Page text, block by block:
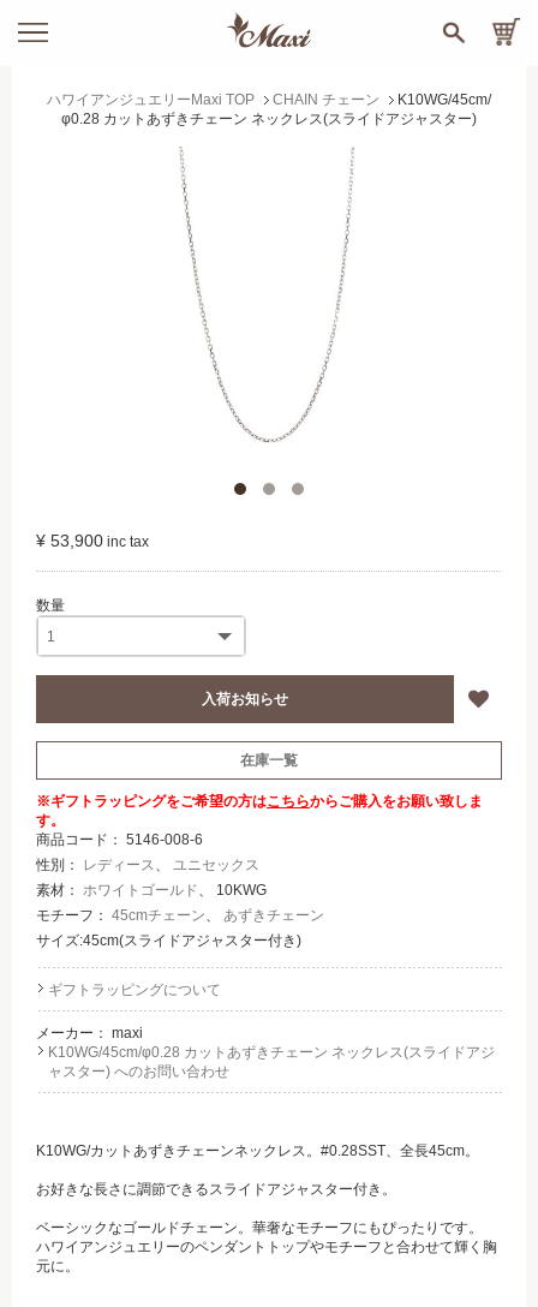
ハワイアンジュエリーMaxi TOP CHAIN チェーン
K10WG/45cm/
φ0.28 カットあずきチェーン ネックレス(スライドアジャスター)
¥ 53,900
在庫一覧
※ギフトラッピングをご希望の方はこちらからご購入をお願い致しま
す。
商品コード： 5146-008-6
性別：
レディース、 ユニセックス
素材： ホワイトゴールド、 10KWG
モチーフ： 45cmチェーン、 あずきチェーン
サイズ:45cm(スライドアジャスター付き)
ギフトラッピングについて
メーカー： maxi
K10WG/45cm/φ0.28 カットあずきチェーン ネックレス(スライドアジ
ャスター) へのお問い合わせ
K10WG/カットあずきチェーンネックレス。#0.28SST、全長45cm。
お好きな長さに調節できるスライドアジャスター付き。
ベーシックなゴールドチェーン。華奢なモチーフにもぴったりです。
ハワイアンジュエリーのペンダントトップやモチーフと合わせて輝く胸
元に。